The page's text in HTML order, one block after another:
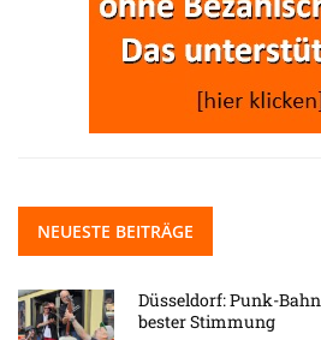
NEUESTE BEITRÄGE
Düsseldorf: Punk-
bester Stimmung